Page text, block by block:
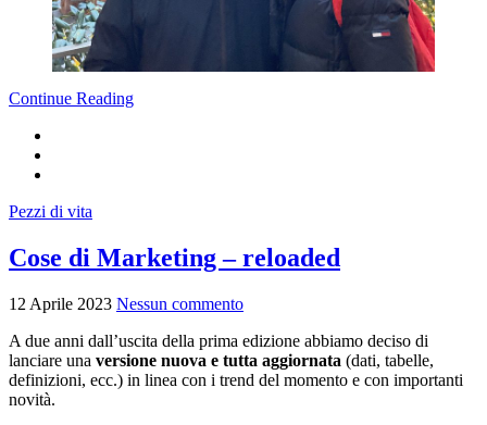
Continue Reading
Pezzi di vita
Cose di Marketing – reloaded
12 Aprile 2023 Nessun commento
A due anni dall’uscita della prima edizione abbiamo deciso di
lanciare una versione nuova e tutta aggiornata (dati, tabelle,
definizioni, ecc.) in linea con i trend del momento e con importanti
novità.